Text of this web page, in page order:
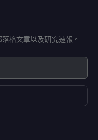
格文章以及研究速報。